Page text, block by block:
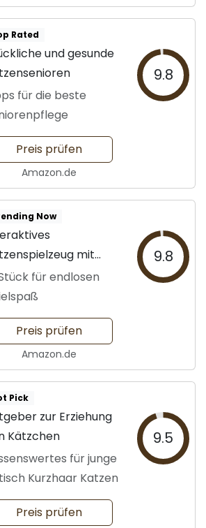
Rated
und gesunde
für die beste
9.8
Preis prüfen
Amazon.de
Now
mit
für endlosen
9.8
Preis prüfen
Amazon.de
Pick
zur Erziehung
Kätzchen
für junge
Kurzhaar Katzen
9.5
Preis prüfen